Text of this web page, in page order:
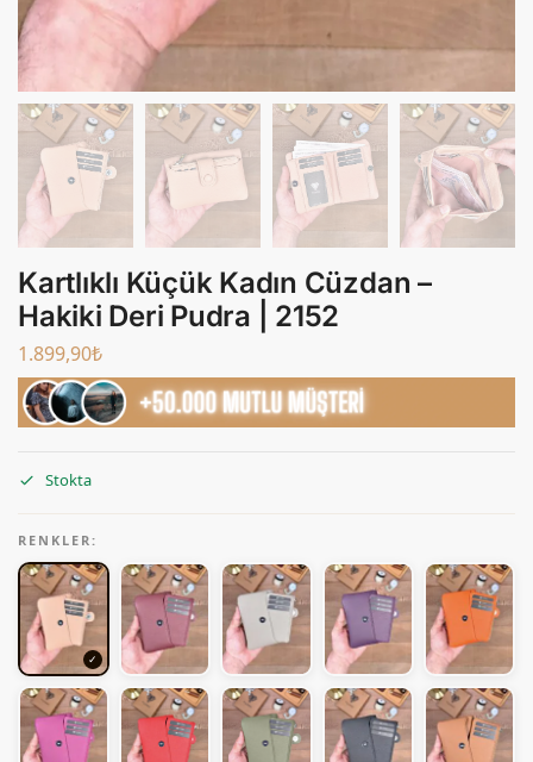
Kartlıklı Küçük Kadın Cüzdan –
Hakiki Deri Pudra | 2152
1.899,90₺
Stokta
RENKLER: